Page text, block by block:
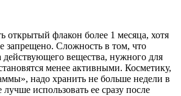
открытый флакон более 1 месяца, хотя
запрещено. Сложность в том, что
действующего вещества, нужного для
менее активными. Косметику,
надо хранить не больше недели в
использовать ее сразу после